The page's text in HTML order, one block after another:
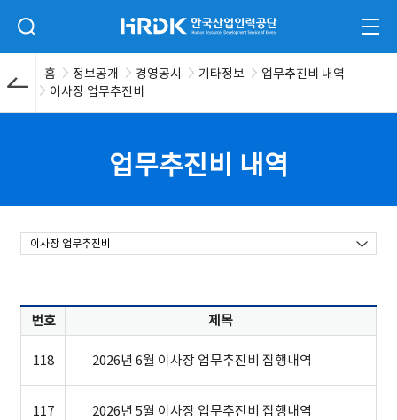
검색 입력폼 열기 HRDK 한국산업인력공단 전체
홈 정보공개 경영공시 기타정보
업무추진비 내역
이사장 업무추진비
업무추진비 내역
이사장 업무추진비
번호 제목
118 2026년 6월 이사장 업무추진비 집행내역
117 2026년 5월 이사장 업무추진비 집행내역